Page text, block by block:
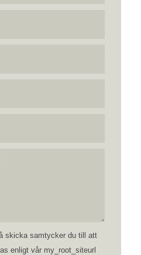
skicka samtycker du till att
enligt vår my_root_siteurl